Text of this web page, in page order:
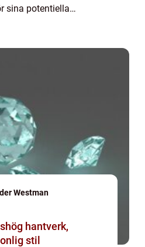
sina potentiella
Westman
stil